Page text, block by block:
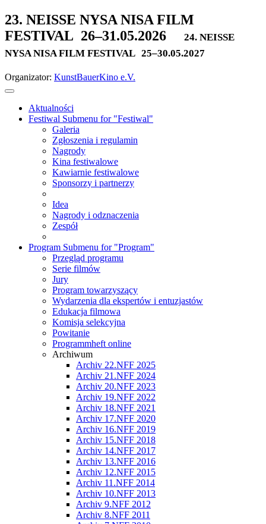
23. NEISSE NYSA NISA FILM
FESTIVAL 26–31.05.2026
24. NEISSE
NYSA NISA FILM FESTIVAL 25–30.05.2027
Organizator: KunstBauerKino e.V.
Aktualności
Festiwal Submenu for "Festiwal"
Galeria
Zgłoszenia i regulamin
Nagrody
Kina festiwalowe
Kawiarnie festiwalowe
Sponsorzy i partnerzy
Idea
Nagrody i odznaczenia
Zespół
Program Submenu for "Program"
Przegląd programu
Serie filmów
Jury
Program towarzyszący
Wydarzenia dla ekspertów i entuzjastów
Edukacja filmowa
Komisja selekcyjna
Powitanie
Programmheft online
Archiwum
Archiv 22.NFF 2025
Archiv 21.NFF 2024
Archiv 20.NFF 2023
Archiv 19.NFF 2022
Archiv 18.NFF 2021
Archiv 17.NFF 2020
Archiv 16.NFF 2019
Archiv 15.NFF 2018
Archiv 14.NFF 2017
Archiv 13.NFF 2016
Archiv 12.NFF 2015
Archiv 11.NFF 2014
Archiv 10.NFF 2013
Archiv 9.NFF 2012
Archiv 8.NFF 2011